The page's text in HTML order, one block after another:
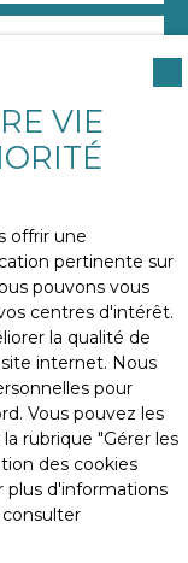
Si vous ne
vous pouvez
VIE
offrir une
pertinente sur
pouvons vous
centres d'intérêt.
la qualité de
internet. Nous
pour
Vous pouvez les
rubrique ″Gérer les
des cookies
plus d'informations